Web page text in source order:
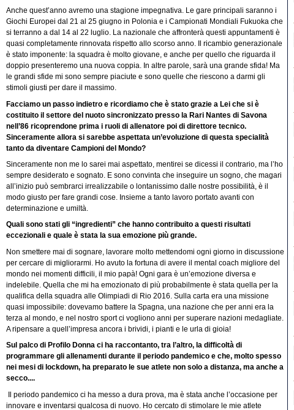
Anche quest’anno avremo una stagione impegnativa. Le gare principali saranno i
Giochi Europei dal 21 al 25 giugno in Polonia e i Campionati Mondiali Fukuoka che
si terranno a dal 14 al 22 luglio. La nazionale che affronterà questi appuntamenti è
quasi completamente rinnovata rispetto allo scorso anno. Il ricambio generazionale
è stato imponente: la squadra è molto giovane, e anche per quello che riguarda il
doppio presenteremo una nuova coppia. In altre parole, sarà una grande sfida! Ma
le grandi sfide mi sono sempre piaciute e sono quelle che riescono a darmi gli
stimoli giusti per dare il massimo.
Facciamo un passo indietro e ricordiamo che è stato grazie a Lei che si è
costituito il settore del nuoto sincronizzato presso la Rari Nantes di Savona
nell’86 ricoprendone prima i ruoli di allenatore poi di direttore tecnico.
Sinceramente allora si sarebbe aspettata un’evoluzione di questa specialità
tanto da diventare Campioni del Mondo?
Sinceramente non me lo sarei mai aspettato, mentirei se dicessi il contrario, ma l’ho
sempre desiderato e sognato. E sono convinta che inseguire un sogno, che magari
all’inizio può sembrarci irrealizzabile o lontanissimo dalle nostre possibilità, è il
modo giusto per fare grandi cose. Insieme a tanto lavoro portato avanti con
determinazione e umiltà.
Quali sono stati gli “ingredienti” che hanno contribuito a questi risultati
eccezionali e quale è stata la sua emozione più grande.
Non smettere mai di sognare, lavorare molto mettendomi ogni giorno in discussione
per cercare di migliorarmi. Ho avuto la fortuna di avere il mental coach migliore del
mondo nei momenti difficili, il mio papà! Ogni gara è un’emozione diversa e
indelebile. Quella che mi ha emozionato di più probabilmente è stata quella per la
qualifica della squadra alle Olimpiadi di Rio 2016. Sulla carta era una missione
quasi impossibile: dovevamo battere la Spagna, una nazione che per anni era la
terza al mondo, e nel nostro sport ci vogliono anni per superare nazioni medagliate.
A ripensare a quell’impresa ancora i brividi, i pianti e le urla di gioia!
Sul palco di Profilo Donna ci ha raccontanto, tra l’altro, la difficoltà di
programmare gli allenamenti durante il periodo pandemico e che, molto spesso
nei mesi di lockdown, ha preparato le sue atlete non solo a distanza, ma anche a
secco....
Il periodo pandemico ci ha messo a dura prova, ma è stata anche l’occasione per
innovare e inventarsi qualcosa di nuovo. Ho cercato di stimolare le mie atlete